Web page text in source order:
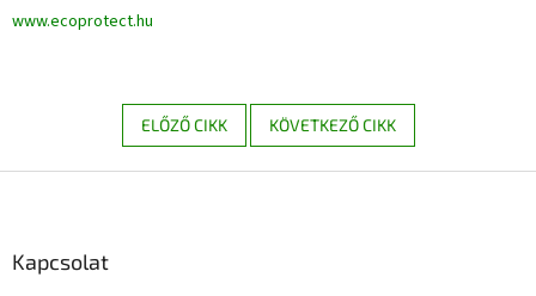
www.ecoprotect.hu
ELŐZŐ CIKK KÖVETKEZŐ CIKK
Kapcsolat